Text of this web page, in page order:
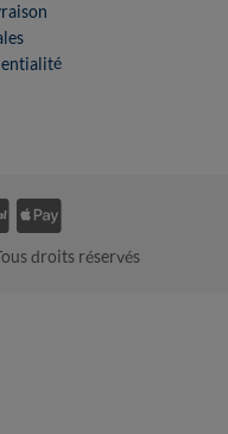
droits réservés